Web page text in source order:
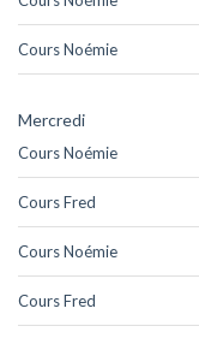
Cours Noémie
Mercredi
Cours Noémie
Cours Fred
Cours Noémie
Cours Fred